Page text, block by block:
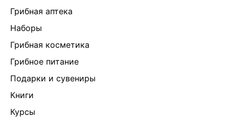
Грибная аптека
Наборы
Грибная косметика
Грибное питание
Подарки и сувениры
Книги
Курсы